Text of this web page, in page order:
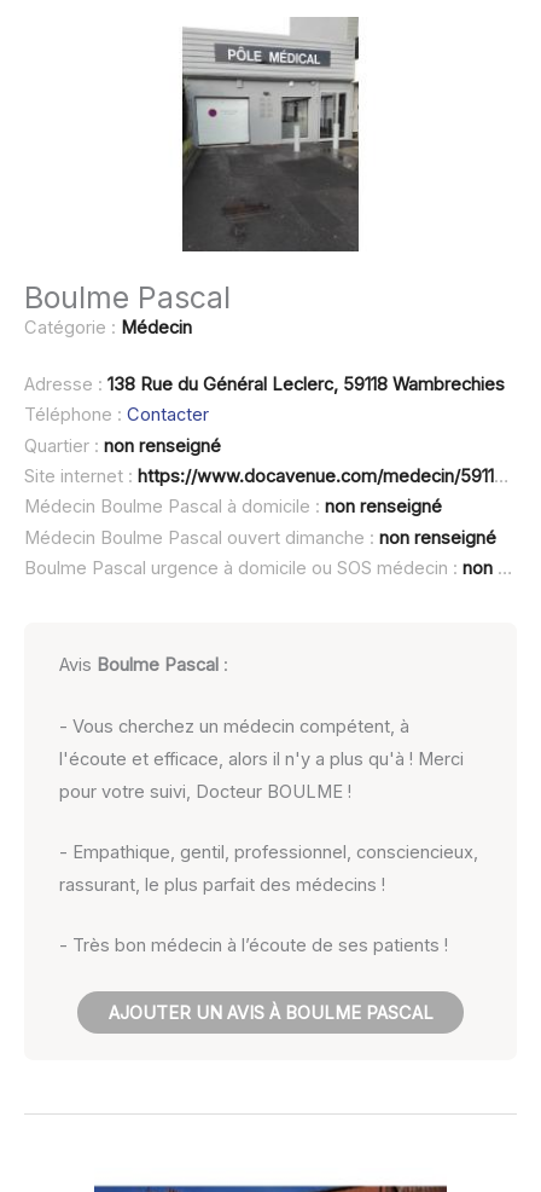
Boulme Pascal
Catégorie : Médecin
Adresse : 138 Rue du Général Leclerc, 59118 Wambrechies
Téléphone : Contacter
Quartier : non renseigné
Site internet : https://www.docavenue.com/medecin/59118-wambrechies/medecin-generaliste/boulme-pascal
Médecin Boulme Pascal à domicile : non renseigné
Médecin Boulme Pascal ouvert dimanche : non renseigné
Boulme Pascal urgence à domicile ou SOS médecin : non renseigné
Avis Boulme Pascal :
- Vous cherchez un médecin compétent, à
l'écoute et efficace, alors il n'y a plus qu'à ! Merci
pour votre suivi, Docteur BOULME !
- Empathique, gentil, professionnel, consciencieux,
rassurant, le plus parfait des médecins !
- Très bon médecin à l’écoute de ses patients !
AJOUTER UN AVIS À BOULME PASCAL